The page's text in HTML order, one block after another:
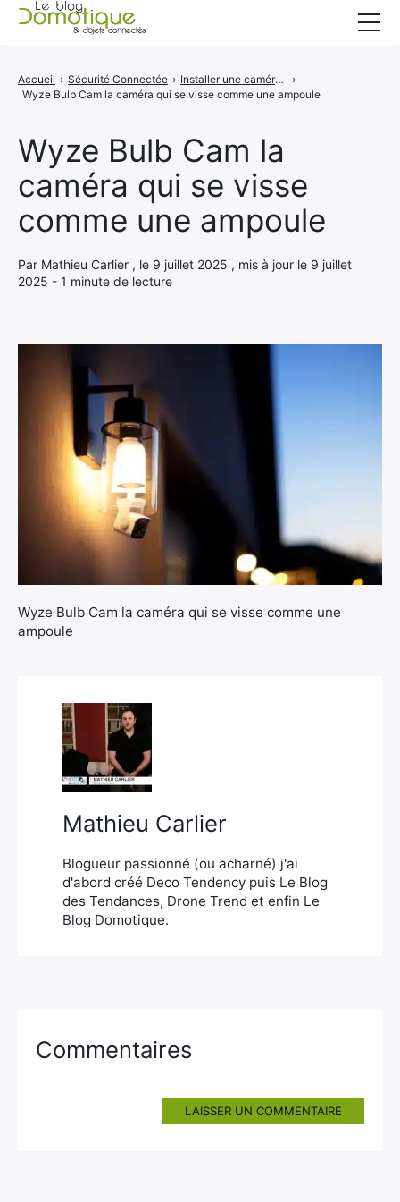
Wyze Bulb Cam la
caméra qui se visse
comme une ampoule
Par Mathieu Carlier , le 9 juillet 2025 , mis à jour le 9 juillet
2025 - 1 minute de lecture
Accueil › Sécurité Connectée › Installer une caméra de sécurité est devenu aussi simple que de changer une ampoule
›
Wyze Bulb Cam la caméra qui se visse comme une ampoule
Wyze Bulb Cam la caméra qui se visse comme une
ampoule
Mathieu Carlier
Blogueur passionné (ou acharné) j'ai
d'abord créé Deco Tendency puis Le Blog
des Tendances, Drone Trend et enfin Le
Blog Domotique.
Commentaires
LAISSER UN COMMENTAIRE
Catégories
A propos
CONTACT
×